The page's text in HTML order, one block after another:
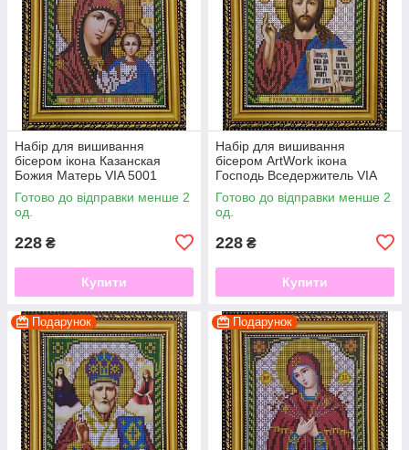
Набір для вишивання
бісером ікона Казанская
Божия Матерь VIA 5001
Готово до відправки менше 2
од.
228 ₴
Купити
Набір для вишивання
бісером ArtWork ікона
Господь Вседержитель VIA
5002
Готово до відправки менше 2
од.
228 ₴
Купити
Подарунок Подарунок